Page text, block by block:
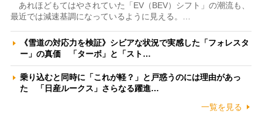
あれほどもてはやされていた「EV（BEV）シフト」の潮流も、
最近では減速基調になっているように見える。…
《雪道の対応力を検証》シビアな状況で実感した「フォレスタ
ー」の真価 「ターボ」と「スト…
乗り込むと同時に「これが軽？」と戸惑うのには理由があっ
た 「日産ルークス」さらなる躍進…
一覧を見る